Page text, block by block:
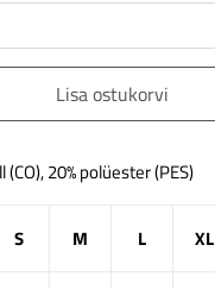
Lisa ostukorvi
20% polüester (PES)
S M L XL